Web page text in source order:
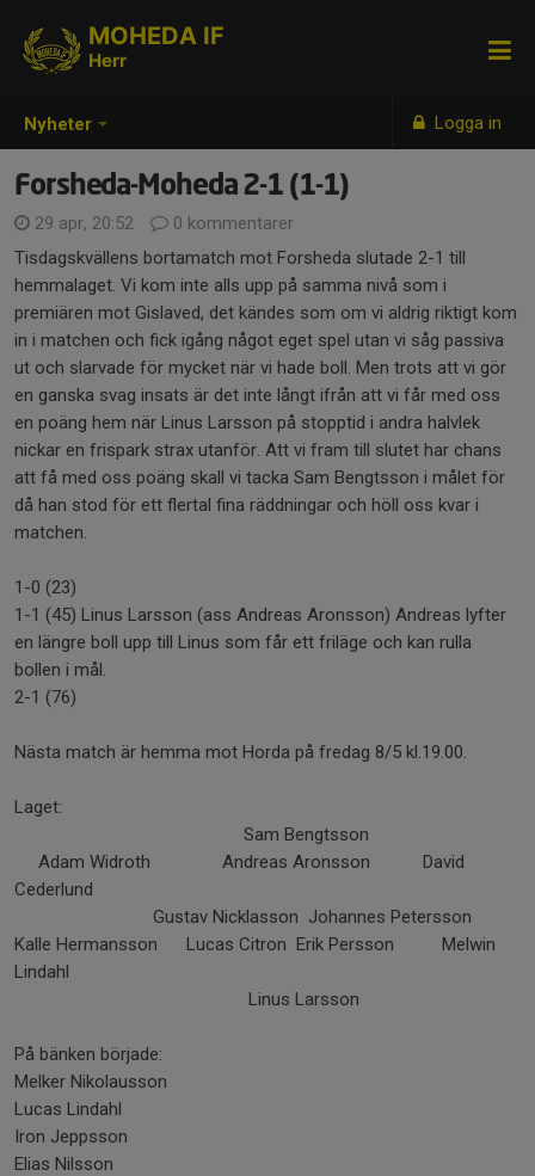
Nyheter Logga in
MOHEDA IF
Herr
Forsheda-Moheda 2-1 (1-1)
29 apr, 20:52
0 kommentarer
Tisdagskvällens bortamatch mot Forsheda slutade 2-1 till
hemmalaget. Vi kom inte alls upp på samma nivå som i
premiären mot Gislaved, det kändes som om vi aldrig riktigt kom
in i matchen och fick igång något eget spel utan vi såg passiva
ut och slarvade för mycket när vi hade boll. Men trots att vi gör
en ganska svag insats är det inte långt ifrån att vi får med oss
en poäng hem när Linus Larsson på stopptid i andra halvlek
nickar en frispark strax utanför. Att vi fram till slutet har chans
att få med oss poäng skall vi tacka Sam Bengtsson i målet för
då han stod för ett flertal fina räddningar och höll oss kvar i
matchen.
1-0 (23)
1-1 (45) Linus Larsson (ass Andreas Aronsson) Andreas lyfter
en längre boll upp till Linus som får ett friläge och kan rulla
bollen i mål.
2-1 (76)
Nästa match är hemma mot Horda på fredag 8/5 kl.19.00.
Laget:
Sam Bengtsson
Adam Widroth Andreas Aronsson David
Cederlund
Gustav Nicklasson Johannes Petersson
Kalle Hermansson Lucas Citron Erik Persson Melwin
Lindahl
Linus Larsson
På bänken började:
Melker Nikolausson
Lucas Lindahl
Iron Jeppsson
Elias Nilsson